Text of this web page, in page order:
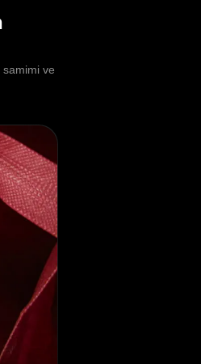
samimi ve